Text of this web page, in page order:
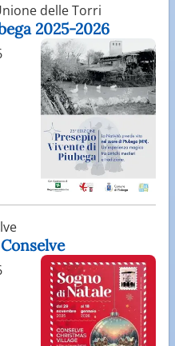
delle Torri
2025-2026